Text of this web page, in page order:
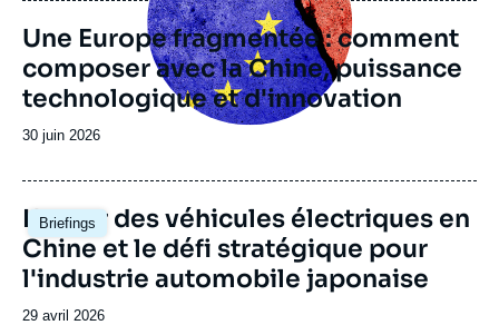
Une Europe fragmentée : comment
composer avec la Chine, puissance
technologique et d'innovation
Date
publication
30 juin 2026
Briefings
Image
principale
L'essor des véhicules électriques en
Chine et le défi stratégique pour
l'industrie automobile japonaise
Date
29 avril 2026